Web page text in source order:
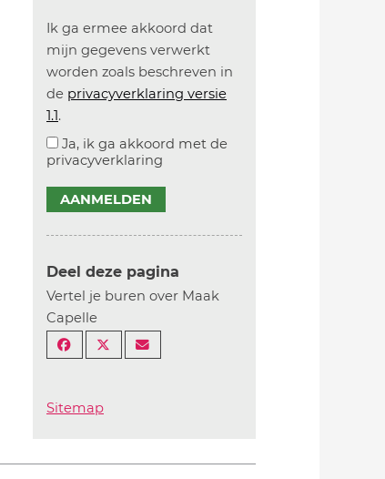
Ik ga ermee akkoord dat
mijn gegevens verwerkt
worden zoals beschreven in
de privacyverklaring versie
1.1.
Ja, ik ga akkoord met de
privacyverklaring
AANMELDEN
Deel deze pagina
Vertel je buren over Maak
Capelle
Sitemap